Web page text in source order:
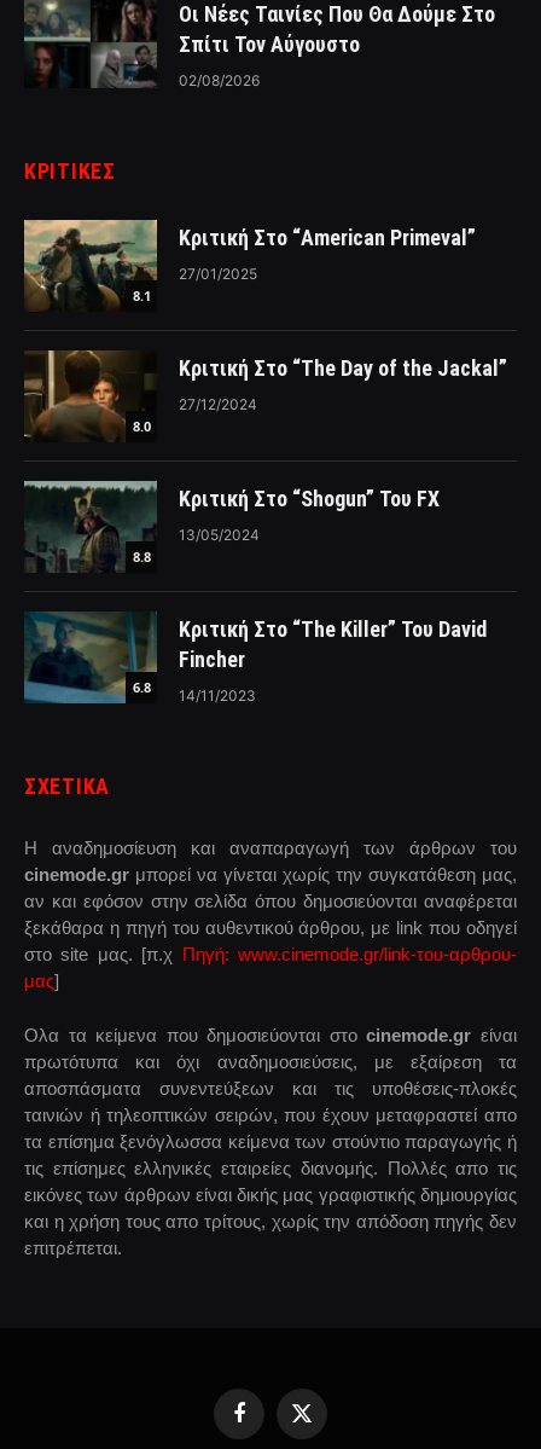
Οι Νέες Ταινίες Που Θα Δούμε Στο
Σπίτι Τον Αύγουστο
02/08/2026
ΚΡΙΤΙΚΈΣ
8.1
Κριτική Στο “American Primeval”
27/01/2025
8.0
Κριτική Στο “The Day of the Jackal”
27/12/2024
8.8
Κριτική Στο “Shogun” Του FX
13/05/2024
6.8
Κριτική Στο “The Killer” Του David
Fincher
14/11/2023
ΣΧΕΤΙΚΑ
Η αναδημοσίευση και αναπαραγωγή των άρθρων του
cinemode.gr μπορεί να γίνεται χωρίς την συγκατάθεση μας,
αν και εφόσον στην σελίδα όπου δημοσιεύονται αναφέρεται
ξεκάθαρα η πηγή του αυθεντικού άρθρου, με link που οδηγεί
στο site μας. [π.χ Πηγή: www.cinemode.gr/link-του-αρθρου-
μας]
Ολα τα κείμενα που δημοσιεύονται στοcinemode.gr είναι
πρωτότυπα και όχι αναδημοσιεύσεις, με εξαίρεση τα
αποσπάσματα συνεντεύξεων και τις υποθέσεις-πλοκές
ταινιών ή τηλεοπτικών σειρών, που έχουν μεταφραστεί απο
τα επίσημα ξενόγλωσσα κείμενα των στούντιο παραγωγής ή
τις επίσημες ελληνικές εταιρείες διανομής. Πολλές απο τις
εικόνες των άρθρων είναι δικής μας γραφιστικής δημιουργίας
και η χρήση τους απο τρίτους, χωρίς την απόδοση πηγής δεν
επιτρέπεται.
FacebookX